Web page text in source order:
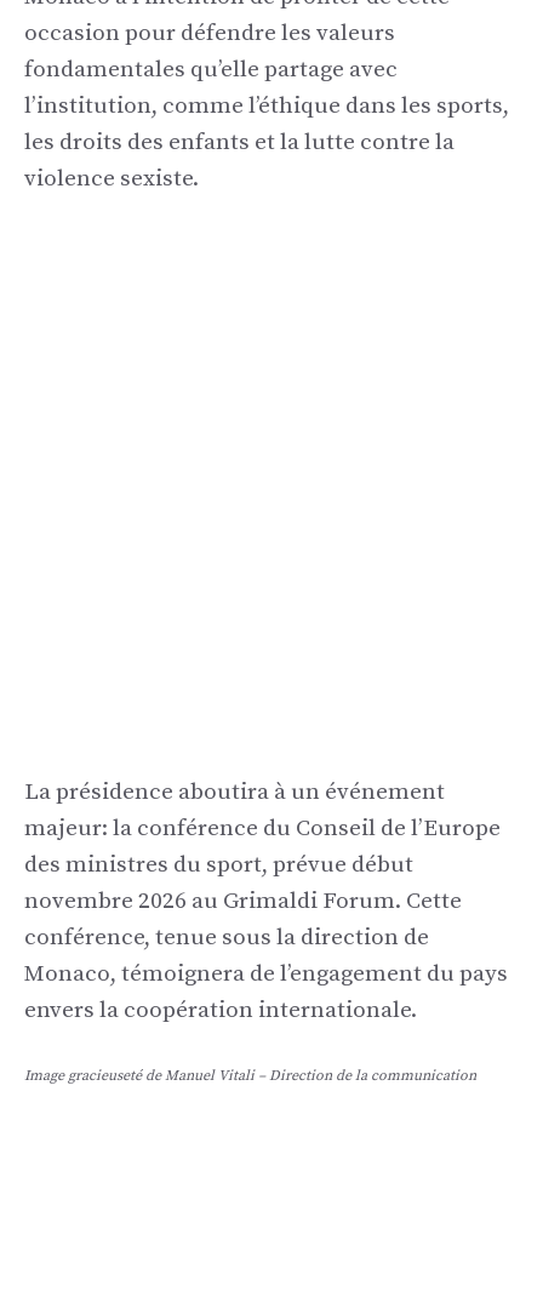
occasion pour défendre les valeurs
fondamentales qu’elle partage avec
l’institution, comme l’éthique dans les sports,
les droits des enfants et la lutte contre la
violence sexiste.
La présidence aboutira à un événement
majeur: la conférence du Conseil de l’Europe
des ministres du sport, prévue début
novembre 2026 au Grimaldi Forum. Cette
conférence, tenue sous la direction de
Monaco, témoignera de l’engagement du pays
envers la coopération internationale.
Image gracieuseté de Manuel Vitali – Direction de la communication